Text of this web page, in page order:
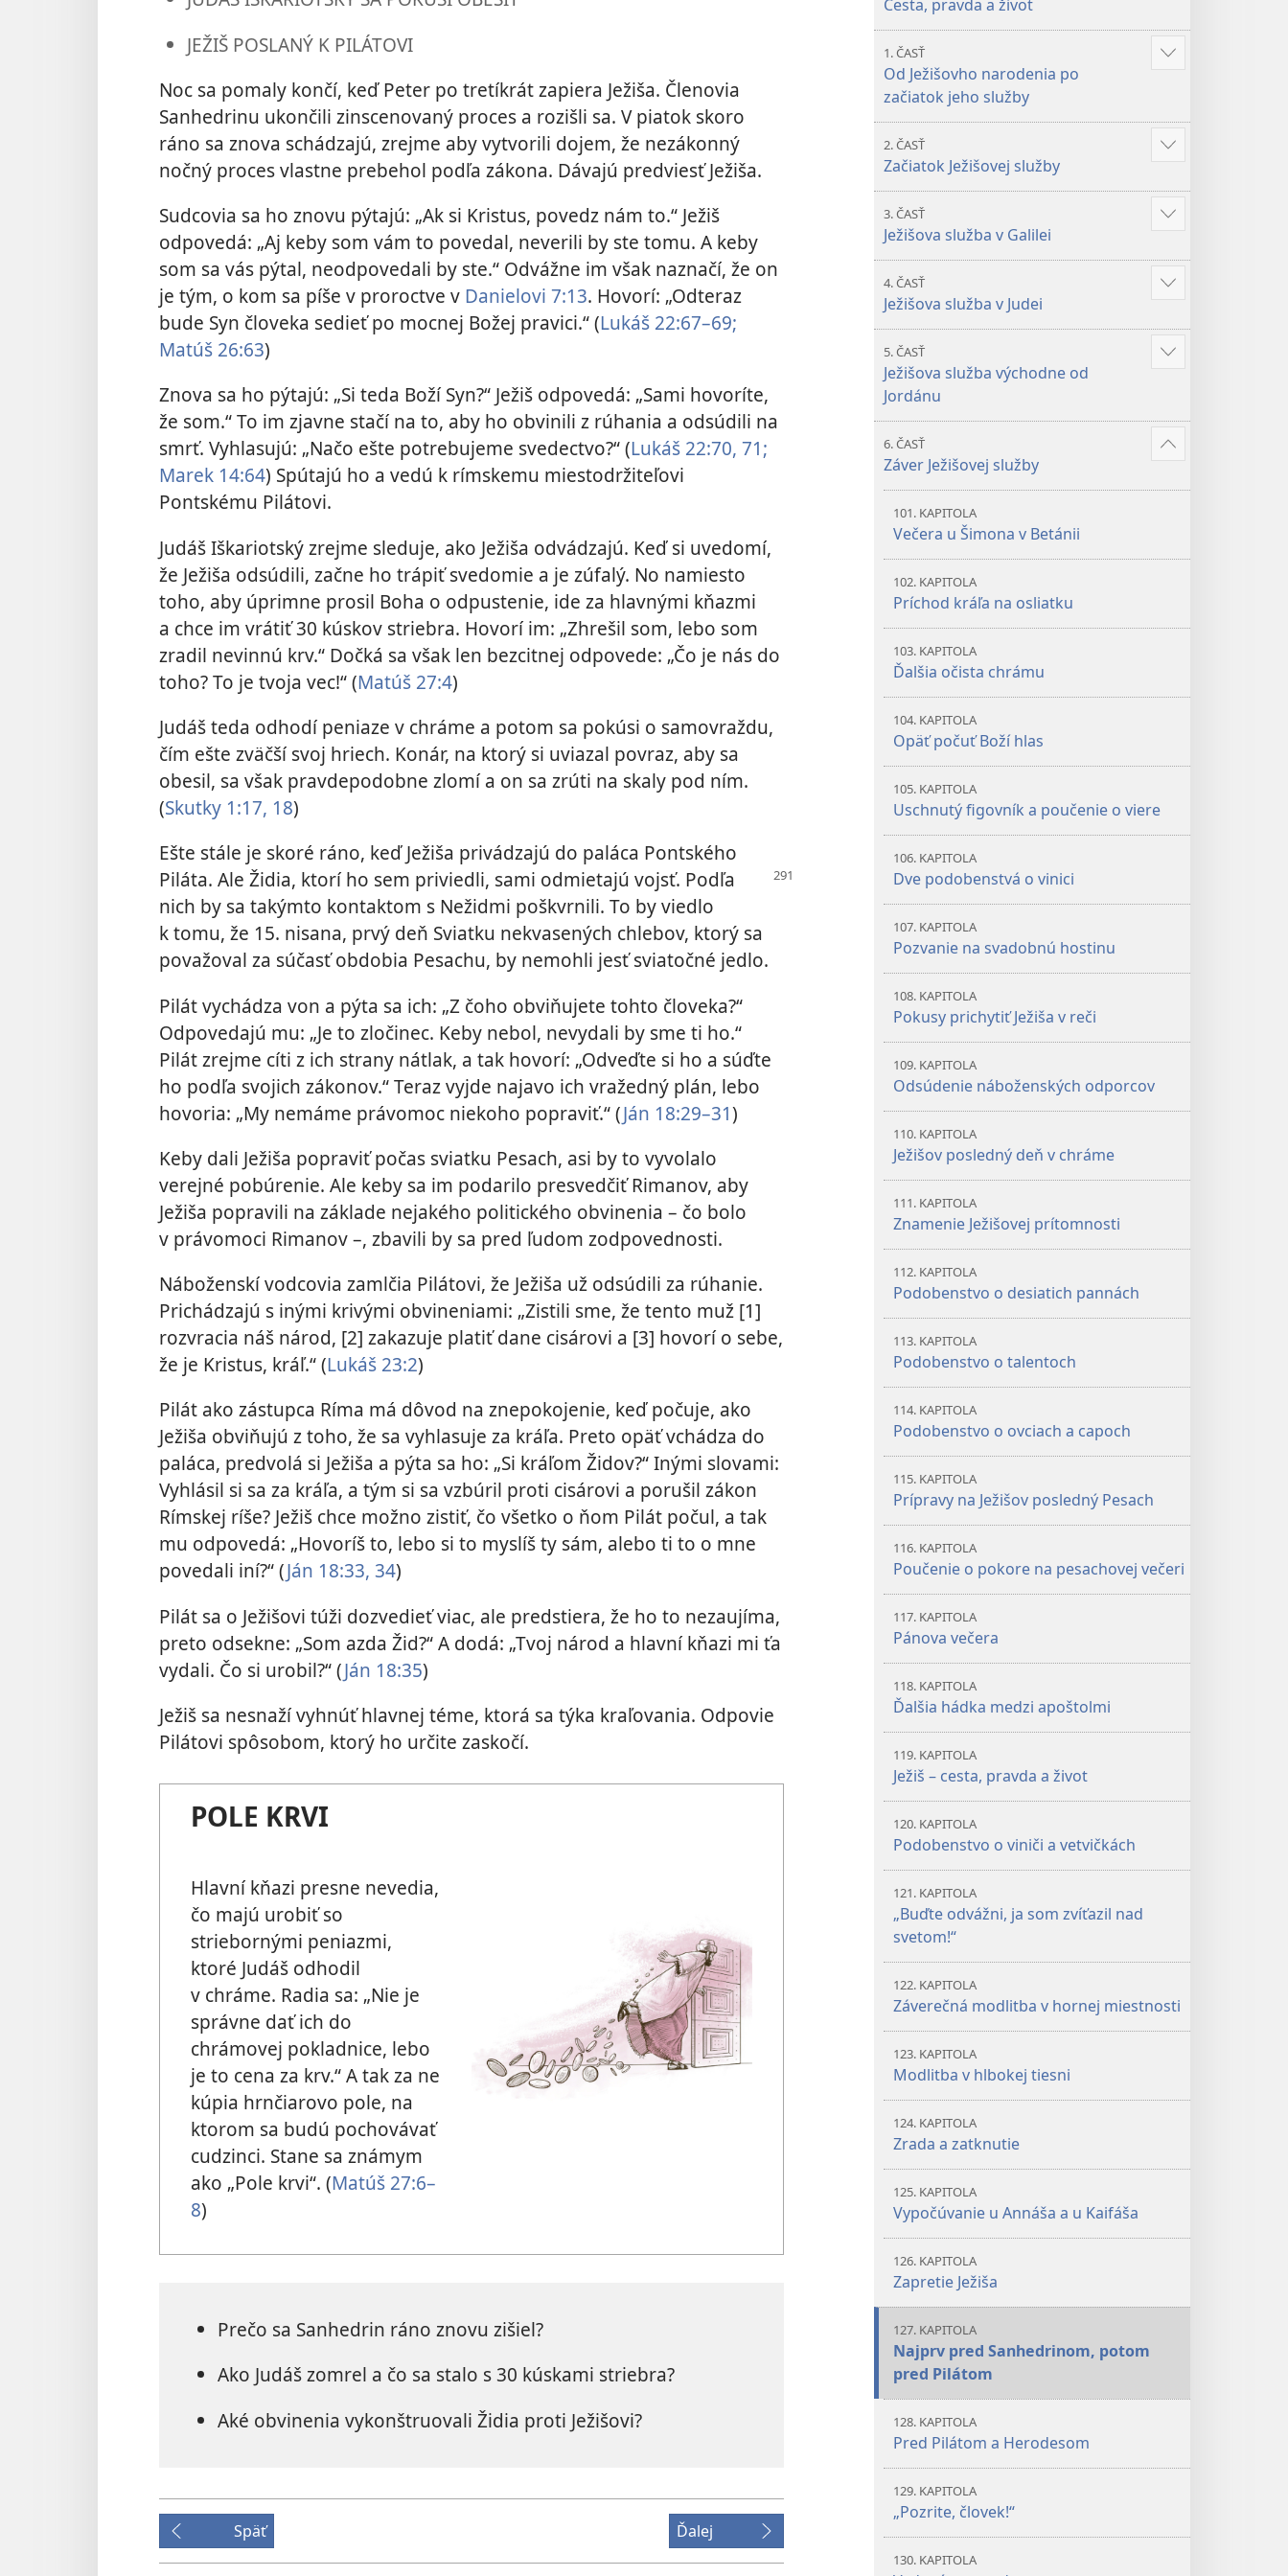
JEŽIŠ POSLANÝ K PILÁTOVI
Noc sa pomaly končí, keď Peter po tretíkrát zapiera Ježiša. Členovia
Sanhedrinu ukončili zinscenovaný proces a rozišli sa. V piatok skoro
ráno sa znova schádzajú, zrejme aby vytvorili dojem, že nezákonný
nočný proces vlastne prebehol podľa zákona. Dávajú predviesť Ježiša.
Sudcovia sa ho znovu pýtajú: „Ak si Kristus, povedz nám to.“ Ježiš
odpovedá: „Aj keby som vám to povedal, neverili by ste tomu. A keby
som sa vás pýtal, neodpovedali by ste.“ Odvážne im však naznačí, že on
je tým, o kom sa píše v proroctve v Danielovi 7:13. Hovorí: „Odteraz
bude Syn človeka sedieť po mocnej Božej pravici.“ (Lukáš 22:67–69;
Matúš 26:63)
Znova sa ho pýtajú: „Si teda Boží Syn?“ Ježiš odpovedá: „Sami hovoríte,
že som.“ To im zjavne stačí na to, aby ho obvinili z rúhania a odsúdili na
smrť. Vyhlasujú: „Načo ešte potrebujeme svedectvo?“ (Lukáš 22:70, 71;
Marek 14:64) Spútajú ho a vedú k rímskemu miestodržiteľovi
Pontskému Pilátovi.
Judáš Iškariotský zrejme sleduje, ako Ježiša odvádzajú. Keď si uvedomí,
že Ježiša odsúdili, začne ho trápiť svedomie a je zúfalý. No namiesto
toho, aby úprimne prosil Boha o odpustenie, ide za hlavnými kňazmi
a chce im vrátiť 30 kúskov striebra. Hovorí im: „Zhrešil som, lebo som
zradil nevinnú krv.“ Dočká sa však len bezcitnej odpovede: „Čo je nás do
toho? To je tvoja vec!“ (Matúš 27:4)
Judáš teda odhodí peniaze v chráme a potom sa pokúsi o samovraždu,
čím ešte zväčší svoj hriech. Konár, na ktorý si uviazal povraz, aby sa
obesil, sa však pravdepodobne zlomí a on sa zrúti na skaly pod ním.
(Skutky 1:17, 18)
Ešte stále je skoré ráno, keď Ježiša privádzajú do paláca Pontského
Piláta. Ale Židia, ktorí ho sem priviedli, sami odmietajú vojsť. Podľa
nich by sa takýmto kontaktom s Nežidmi poškvrnili. To by viedlo
k tomu, že 15. nisana, prvý deň Sviatku nekvasených chlebov, ktorý sa
považoval za súčasť obdobia Pesachu, by nemohli jesť sviatočné jedlo.
Pilát vychádza von a pýta sa ich: „Z čoho obviňujete tohto človeka?“
Odpovedajú mu: „Je to zločinec. Keby nebol, nevydali by sme ti ho.“
Pilát zrejme cíti z ich strany nátlak, a tak hovorí: „Odveďte si ho a súďte
ho podľa svojich zákonov.“ Teraz vyjde najavo ich vražedný plán, lebo
hovoria: „My nemáme právomoc niekoho popraviť.“ (Ján 18:29–31)
Keby dali Ježiša popraviť počas sviatku Pesach, asi by to vyvolalo
verejné pobúrenie. Ale keby sa im podarilo presvedčiť Rimanov, aby
Ježiša popravili na základe nejakého politického obvinenia – čo bolo
v právomoci Rimanov –, zbavili by sa pred ľudom zodpovednosti.
Náboženskí vodcovia zamlčia Pilátovi, že Ježiša už odsúdili za rúhanie.
Prichádzajú s inými krivými obvineniami: „Zistili sme, že tento muž [1]
rozvracia náš národ, [2] zakazuje platiť dane cisárovi a [3] hovorí o sebe,
že je Kristus, kráľ.“ (Lukáš 23:2)
Pilát ako zástupca Ríma má dôvod na znepokojenie, keď počuje, ako
Ježiša obviňujú z toho, že sa vyhlasuje za kráľa. Preto opäť vchádza do
paláca, predvolá si Ježiša a pýta sa ho: „Si kráľom Židov?“ Inými slovami:
Vyhlásil si sa za kráľa, a tým si sa vzbúril proti cisárovi a porušil zákon
Rímskej ríše? Ježiš chce možno zistiť, čo všetko o ňom Pilát počul, a tak
mu odpovedá: „Hovoríš to, lebo si to myslíš ty sám, alebo ti to o mne
povedali iní?“ (Ján 18:33, 34)
Pilát sa o Ježišovi túži dozvedieť viac, ale predstiera, že ho to nezaujíma,
preto odsekne: „Som azda Žid?“ A dodá: „Tvoj národ a hlavní kňazi mi ťa
vydali. Čo si urobil?“ (Ján 18:35)
Ježiš sa nesnaží vyhnúť hlavnej téme, ktorá sa týka kraľovania. Odpovie
Pilátovi spôsobom, ktorý ho určite zaskočí.
POLE KRVI
Hlavní kňazi presne nevedia,
čo majú urobiť so
striebornými peniazmi,
ktoré Judáš odhodil
v chráme. Radia sa: „Nie je
správne dať ich do
chrámovej pokladnice, lebo
je to cena za krv.“ A tak za ne
kúpia hrnčiarovo pole, na
ktorom sa budú pochovávať
cudzinci. Stane sa známym
ako „Pole krvi“. (Matúš 27:6–
8)
Prečo sa Sanhedrin ráno znovu zišiel?
Ako Judáš zomrel a čo sa stalo s 30 kúskami striebra?
Aké obvinenia vykonštruovali Židia proti Ježišovi?
Späť Ďalej
Cesta, pravda a život
1. ČASŤ
Od Ježišovho narodenia po
začiatok jeho služby
Zobraziť
2. ČASŤ
Začiatok Ježišovej služby
Zobraziť
3. ČASŤ
Ježišova služba v Galilei
Zobraziť
4. ČASŤ
Ježišova služba v Judei
Zobraziť
5. ČASŤ
Ježišova služba východne od
Jordánu
Zobraziť
6. ČASŤ
Záver Ježišovej služby
Zobraziť
101. KAPITOLA
Večera u Šimona v Betánii
102. KAPITOLA
Príchod kráľa na osliatku
103. KAPITOLA
Ďalšia očista chrámu
104. KAPITOLA
Opäť počuť Boží hlas
105. KAPITOLA
Uschnutý figovník a poučenie o viere
106. KAPITOLA
Dve podobenstvá o vinici
107. KAPITOLA
Pozvanie na svadobnú hostinu
108. KAPITOLA
Pokusy prichytiť Ježiša v reči
109. KAPITOLA
Odsúdenie náboženských odporcov
110. KAPITOLA
Ježišov posledný deň v chráme
111. KAPITOLA
Znamenie Ježišovej prítomnosti
112. KAPITOLA
Podobenstvo o desiatich pannách
113. KAPITOLA
Podobenstvo o talentoch
114. KAPITOLA
Podobenstvo o ovciach a capoch
115. KAPITOLA
Prípravy na Ježišov posledný Pesach
116. KAPITOLA
Poučenie o pokore na pesachovej večeri
117. KAPITOLA
Pánova večera
118. KAPITOLA
Ďalšia hádka medzi apoštolmi
119. KAPITOLA
Ježiš – cesta, pravda a život
120. KAPITOLA
Podobenstvo o viniči a vetvičkách
121. KAPITOLA
„Buďte odvážni, ja som zvíťazil nad
svetom!“
122. KAPITOLA
Záverečná modlitba v hornej miestnosti
123. KAPITOLA
Modlitba v hlbokej tiesni
124. KAPITOLA
Zrada a zatknutie
125. KAPITOLA
Vypočúvanie u Annáša a u Kaifáša
126. KAPITOLA
Zapretie Ježiša
127. KAPITOLA
Najprv pred Sanhedrinom, potom
pred Pilátom
128. KAPITOLA
Pred Pilátom a Herodesom
129. KAPITOLA
„Pozrite, človek!“
130. KAPITOLA